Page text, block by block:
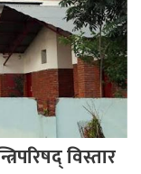
विस्तार